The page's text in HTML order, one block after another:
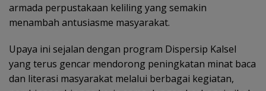
armada perpustakaan keliling yang semakin
menambah antusiasme masyarakat.
Upaya ini sejalan dengan program Dispersip Kalsel
yang terus gencar mendorong peningkatan minat baca
dan literasi masyarakat melalui berbagai kegiatan,